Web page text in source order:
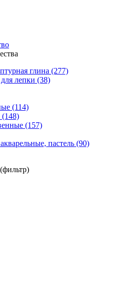
глина (277)
лепки (38)
(114)
(148)
(157)
пастель (90)